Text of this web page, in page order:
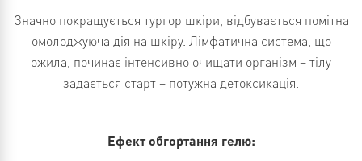
Значно покращується тургор шкіри, відбувається помітна
омолоджуюча дія на шкіру. Лімфатична система, що
ожила, починає інтенсивно очищати організм – тілу
задається старт – потужна детоксикація.
Ефект обгортання гелю: